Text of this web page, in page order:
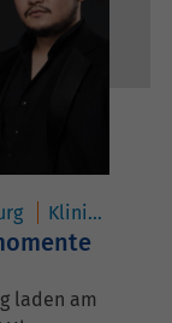
Klinik für Geriatrie Ratzeburg
laden am